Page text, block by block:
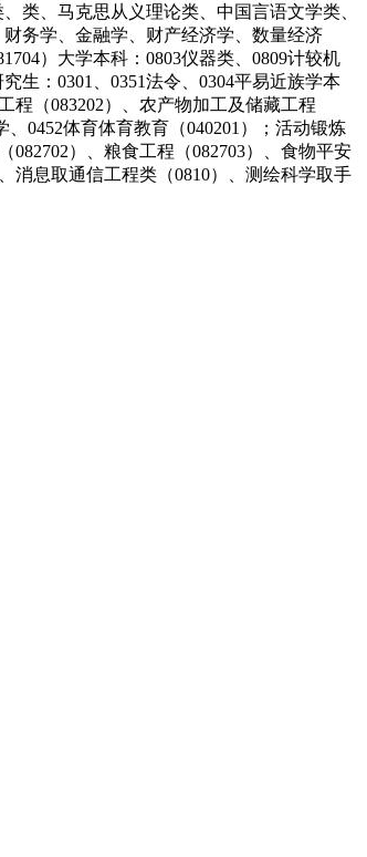
类、马克思从义理论类、中国言语文学类、
务学、金融学、财产经济学、数量经济
）大学本科：0803仪器类、0809计较机
生：0301、0351法令、0304平易近族学本
程（083202）、农产物加工及储藏工程
0452体育体育教育（040201）；活动锻炼
082702）、粮食工程（082703）、食物平安
消息取通信工程类（0810）、测绘科学取手